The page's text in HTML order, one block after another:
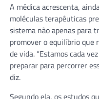
A médica acrescenta,
moléculas terapêuticas
sistema não apenas para
promover o equilíbrio que
de vida. “Estamos cada
preparar para percorrer
diz.
Segundo ela, os estudos